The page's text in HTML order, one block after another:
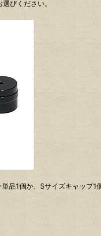
びください。
品1個か、Sサイズキャップ1